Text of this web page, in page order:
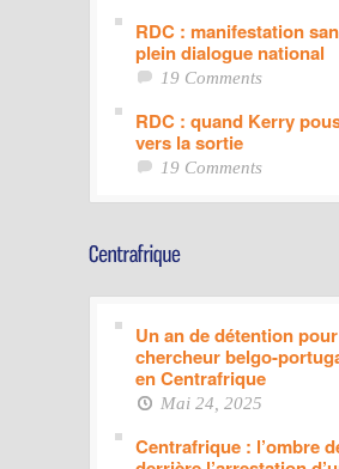
RDC : manifestation
plein dialogue national
19 Comments
RDC : quand Kerry
vers la sortie
19 Comments
Un an de détention
chercheur belgo-
en Centrafrique
Mai 24, 2025
Centrafrique : l’ombre